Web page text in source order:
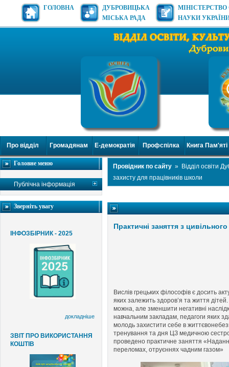
ГОЛОВНА
ДУБРОВИЦЬКА
МІСЬКА РАДА
МІНІСТЕРСТВО
НАУКИ
Про відділ Громадянам Е-демократія Профспілка Книга Пам'яті
Головне меню
Публічна інформація
Зверніть увагу
ІНФОЗБІРНИК - 2025
докладніше
ЗВІТ ПРО ВИКОРИСТАННЯ
КОШТІВ
Провідник по сайту » Відділ освіти
захисту для працівників школи
Практичні заняття з
Вислів грецьких філософів є досить
яких залежить здоров’я та життя
можна, але зменшити негативні
навчальним закладам, педагоги яких
молодь захистити себе в
тренування та дня ЦЗ медичною
проведено практичне заняття
переломах, отруєннях чадним газом»